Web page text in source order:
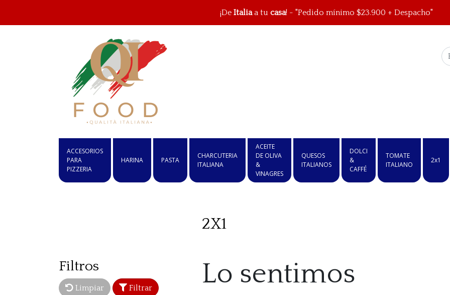
¡De Italiaa tu casa! - "Pedido mínimo $23.900 + Despacho"
ACCESORIOS
PARA
PIZZERIA
HARINA PASTA
CHARCUTERIA
ITALIANA
ACEITE
DE OLIVA
&
VINAGRES
QUESOS
ITALIANOS
DOLCI
&
CAFFÉ
TOMATE
ITALIANO
2x1
2X1
Filtros
Limpiar Filtrar Lo sentimos